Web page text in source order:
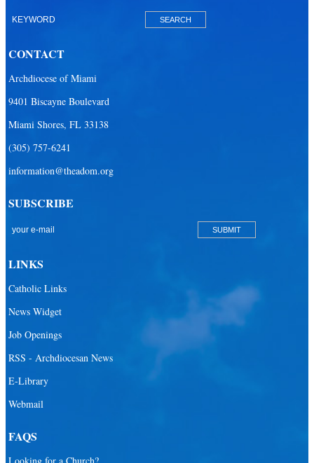
CONTACT
Archdiocese of Miami
9401 Biscayne Boulevard
Miami Shores, FL 33138
(305) 757-6241
information@theadom.org
SUBSCRIBE
LINKS
Catholic Links
News Widget
Job Openings
RSS - Archdiocesan News
E-Library
Webmail
FAQS